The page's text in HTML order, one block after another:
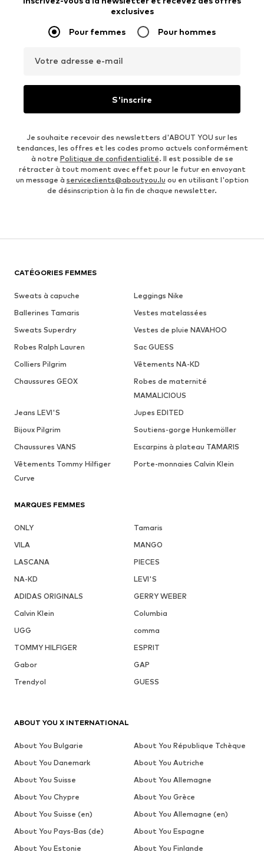
exclusives
Pour femmes Pour hommes
Votre adresse e-mail
S'inscrire
Je souhaite recevoir des newsletters d'ABOUT YOU sur les
tendances, les offres et les codes promo actuels conformément
à notre Politique de confidentialité. Il est possible de se
rétracter à tout moment avec effet pour le futur en envoyant
un message à serviceclients@aboutyou.lu ou en utilisant l'option
de désinscription à la fin de chaque newsletter.
CATÉGORIES FEMMES
Sweats à capuche
Leggings Nike
Ballerines Tamaris
Vestes matelassées
Sweats Superdry
Vestes de pluie NAVAHOO
Robes Ralph Lauren
Sac GUESS
Colliers Pilgrim
Vêtements NA-KD
Chaussures GEOX
Robes de maternité
MAMALICIOUS
Jeans LEVI'S
Jupes EDITED
Bijoux Pilgrim
Soutiens-gorge Hunkemöller
Chaussures VANS
Escarpins à plateau TAMARIS
Vêtements Tommy Hilfiger
Curve
Porte-monnaies Calvin Klein
MARQUES FEMMES
ONLY
Tamaris
VILA
MANGO
LASCANA
PIECES
NA-KD
LEVI'S
ADIDAS ORIGINALS
GERRY WEBER
Calvin Klein
Columbia
UGG
comma
TOMMY HILFIGER
ESPRIT
Gabor
GAP
Trendyol
GUESS
ABOUT YOU X INTERNATIONAL
About You Bulgarie
About You République Tchèque
About You Danemark
About You Autriche
About You Suisse
About You Allemagne
About You Chypre
About You Grèce
About You Suisse (en)
About You Allemagne (en)
About You Pays-Bas (de)
About You Espagne
About You Estonie
About You Finlande